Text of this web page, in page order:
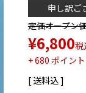
申し訳ご
定価オープン
¥6,800税
+680 ポイン
送料込